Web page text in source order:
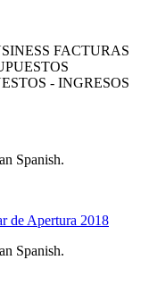
FACTURAS
- INGRESOS
Spanish.
de Apertura 2018
Spanish.